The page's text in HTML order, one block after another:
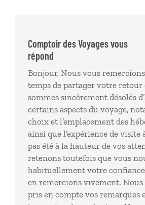
Nous avons pris un guide pour la
a été expéditif (deux heures de
prévues). J'ai réalisé plusieurs voyages avec
Comptoir, c'est la première fois que
satisfaite.
Comptoir des Voyages vous
répond
Bonjour, Nous vous
temps de partager votre retour
sommes sincèrement désolés
certains aspects du voyage,
choix et l’emplacement des
ainsi que l’expérience de visite
pas été à la hauteur de vos
retenons toutefois que vous
habituellement votre
en remercions vivement. Nous
pris en compte vos remarques